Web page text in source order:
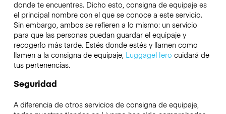
donde te encuentres. Dicho esto, consigna de equipaje es
el principal nombre con el que se conoce a este servicio.
Sin embargo, ambos se refieren a lo mismo: un servicio
para que las personas puedan guardar el equipaje y
recogerlo más tarde. Estés donde estés y llamen como
llamen a la consigna de equipaje,LuggageHero cuidará de
tus pertenencias.
Seguridad
A diferencia de otros servicios de consigna de equipaje,